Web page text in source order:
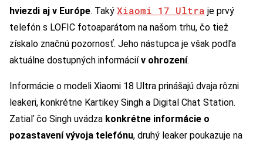
hviezdi aj v Európe. Taký Xiaomi 17 Ultra je prvý
telefón s LOFIC fotoaparátom na našom trhu, čo tiež
získalo značnú pozornosť. Jeho nástupca je však podľa
aktuálne dostupných informáciív ohrození.
Informácie o modeli Xiaomi 18 Ultra prinášajú dvaja rôzni
leakeri, konkrétne Kartikey Singh a Digital Chat Station.
Zatiaľ čo Singh uvádza konkrétne informácie o
pozastavení vývoja telefónu, druhý leaker poukazuje na